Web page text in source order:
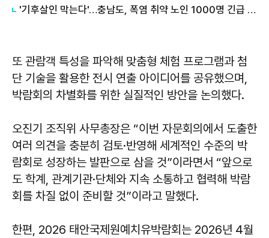
'기후살인 막는다'…충남도, 폭염 취약 노인 1000명 긴급 지원
또 관람객 특성을 파악해 맞춤형 체험 프로그램과 첨
단 기술을 활용한 전시 연출 아이디어를 공유했으며,
박람회의 차별화를 위한 실질적인 방안을 논의했다.
오진기 조직위 사무총장은 “이번 자문회의에서 도출한
여러 의견을 충분히 검토·반영해 세계적인 수준의 박
람회로 성장하는 발판으로 삼을 것”이라면서 “앞으로
도 학계, 관계기관·단체와 지속 소통하고 협력해 박람
회를 차질 없이 준비할 것”이라고 말했다.
한편, 2026 태안국제원예치유박람회는 2026년 4월